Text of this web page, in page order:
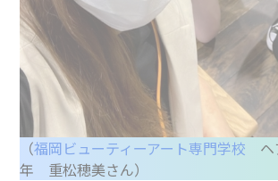
（福岡ビューティーアート専門学校 ヘ
年 重松穂美さん）